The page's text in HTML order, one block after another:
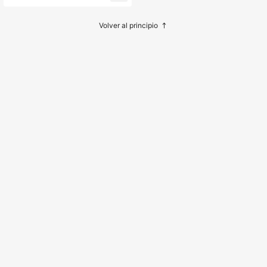
cio de escalada interactivo, adecuaVolver al principio